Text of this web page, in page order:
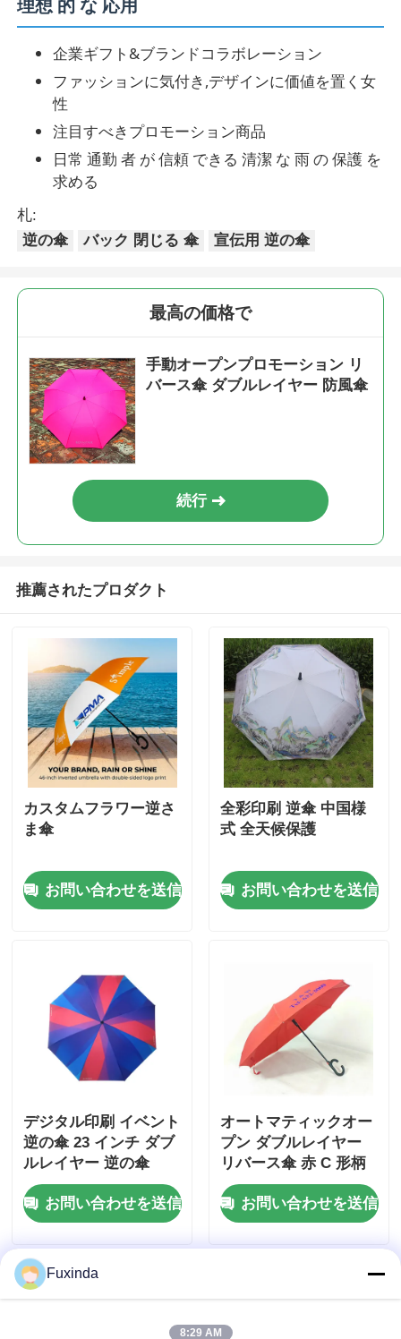
企業ギフト&ブランドコラボレーション
ファッションに気付き,デザインに価値を置く女
性
注目すべきプロモーション商品
日常 通勤 者 が 信頼 できる 清潔 な 雨 の 保護 を
求める
札:
逆の傘
バック 閉じる 傘 宣伝用 逆の傘
最高の価格で
手動オープンプロモーション リ
バース傘 ダブルレイヤー 防風傘
続行
推薦されたプロダクト
カスタムフラワー逆さ
ま傘
お問い合わせを送信
全彩印刷 逆傘 中国様
式 全天候保護
お問い合わせを送信
デジタル印刷 イベント
逆の傘 23 インチ ダブ
ルレイヤー 逆の傘
お問い合わせを送信
オートマティックオー
プン ダブルレイヤー
リバース傘 赤 C 形柄
リバース傘
お問い合わせを送信
Fuxinda
8:29 AM